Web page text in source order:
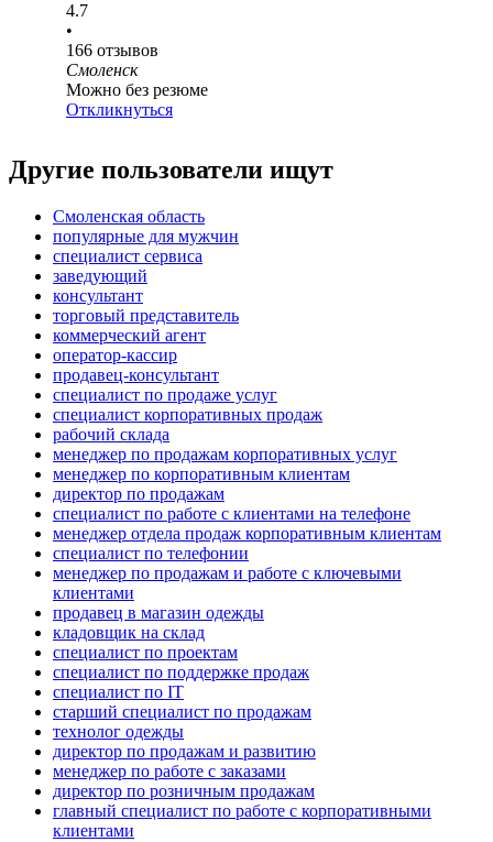
4.7
•
166 отзывов
Смоленск
Можно без резюме
Откликнуться
Другие пользователи ищут
Смоленская область
популярные для мужчин
специалист сервиса
заведующий
консультант
торговый представитель
коммерческий агент
оператор-кассир
продавец-консультант
специалист по продаже услуг
специалист корпоративных продаж
рабочий склада
менеджер по продажам корпоративных услуг
менеджер по корпоративным клиентам
директор по продажам
специалист по работе с клиентами на телефоне
менеджер отдела продаж корпоративным клиентам
специалист по телефонии
менеджер по продажам и работе с ключевыми
клиентами
продавец в магазин одежды
кладовщик на склад
специалист по проектам
специалист по поддержке продаж
специалист по IT
старший специалист по продажам
технолог одежды
директор по продажам и развитию
менеджер по работе с заказами
директор по розничным продажам
главный специалист по работе с корпоративными
клиентами